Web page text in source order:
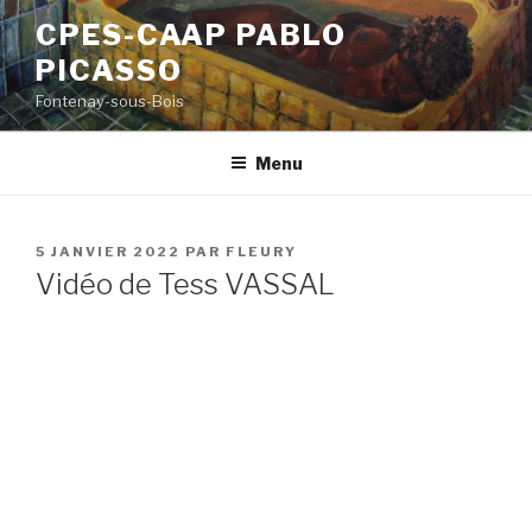
Aller
au
contenu
principal
CPES-CAAP PABLO
PICASSO
Fontenay-sous-Bois
Menu
PUBLIÉ
LE
5 JANVIER 2022 PAR FLEURY
Vidéo de Tess VASSAL